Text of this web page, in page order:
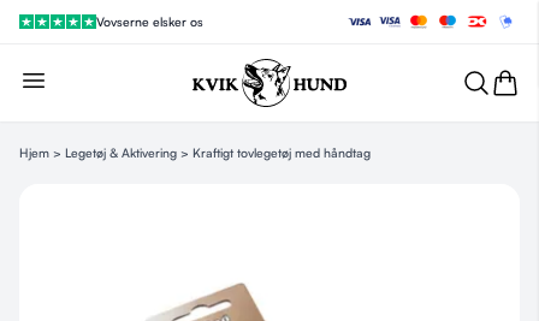
Vovserne elsker os
Hjem > Legetøj & Aktivering > Kraftigt tovlegetøj med håndtag